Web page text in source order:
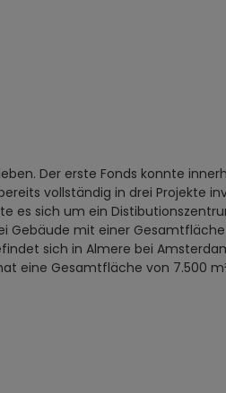
Der erste Fonds konnte
vollständig in drei Projekte
es sich um ein
mit einer
sich in Almere bei
eine Gesamtfläche von 7.500